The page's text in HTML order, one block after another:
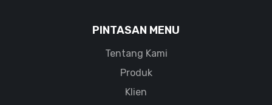
PINTASAN MENU
Tentang Kami
Produk
Klien